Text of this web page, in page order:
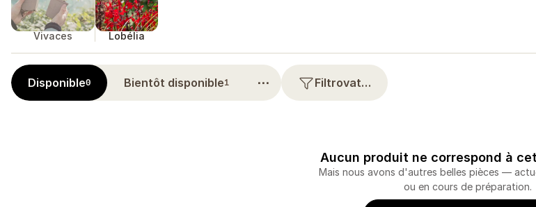
Vivaces Lobélia
Disponible0 Bientôt disponible1 ⋯ Filtrovat…
Aucun produit ne correspond à
Mais nous avons d'autres belles pièces —
ou en cours de préparation.